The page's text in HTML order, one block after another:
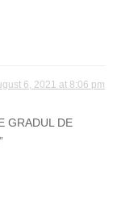
6, 2021 at 8:06 pm
GRADUL DE